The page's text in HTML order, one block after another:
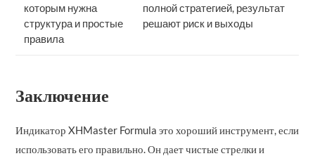
которым нужна
структура и простые
правила
полной стратегией, результат
решают риск и выходы
Заключение
Индикатор XHMaster Formula это хороший инструмент, если
использовать его правильно. Он дает чистые стрелки и